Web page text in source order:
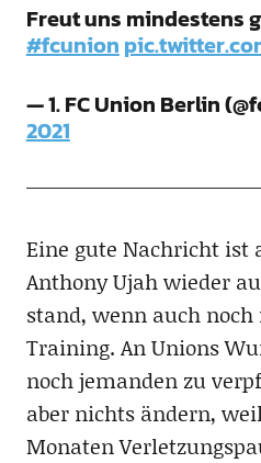
Freut uns mindestens
#fcunion
— 1. FC Union Berlin
2021
Eine gute Nachricht ist
Anthony Ujah wieder
stand, wenn auch
Training. An Unions
noch jemanden zu
aber nichts ändern,
Monaten